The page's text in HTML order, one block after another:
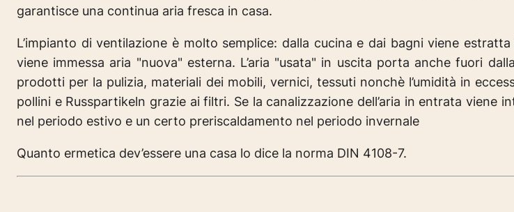
garantisce una continua aria fresca in casa.
L’impianto di ventilazione è molto semplice: dalla cucina e dai bagni viene
viene immessa aria "nuova" esterna. L’aria "usata" in uscita porta anche fuori
prodotti per la pulizia, materiali dei mobili, vernici, tessuti nonchè l’umidità in
pollini e Russpartikeln grazie ai filtri. Se la canalizzazione dell’aria in entrata viene
nel periodo estivo e un certo preriscaldamento nel periodo invernale
Quanto ermetica dev’essere una casa lo dice la norma DIN 4108-7.